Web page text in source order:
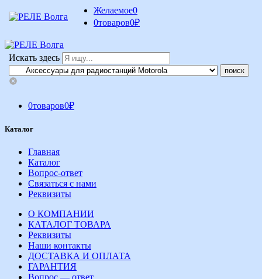
Желаемое0
0товаров0₽
Искать здесь
0товаров0₽
Каталог
Главная
Каталог
Вопрос-ответ
Связаться с нами
Реквизиты
О КОМПАНИИ
КАТАЛОГ ТОВАРА
Реквизиты
Наши контакты
ДОСТАВКА И ОПЛАТА
ГАРАНТИЯ